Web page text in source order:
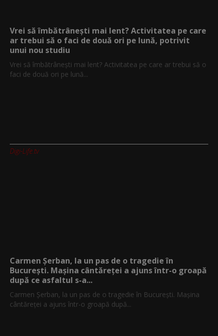
Vrei să îmbătrânești mai lent? Activitatea pe care
ar trebui să o faci de două ori pe lună, potrivit
unui nou studiu
Vrei să îmbătrânești mai lent? Activitatea pe care ar trebui să o
faci de două ori pe lună...
Digi-Life.tv
Carmen Șerban, la un pas de o tragedie în
București. Mașina cântăreței a ajuns într-o groapă
după ce asfaltul s-a...
Carmen Șerban, la un pas de o tragedie în București. Mașina
cântăreței a ajuns într-o groapă după...